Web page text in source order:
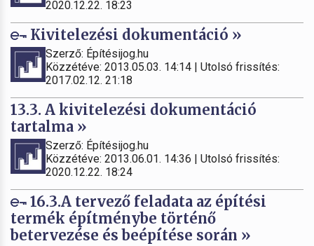
2020.12.22. 18:23
Kivitelezési dokumentáció »
Szerző: Építésijog.hu
Közzétéve: 2013.05.03. 14:14 | Utolsó frissítés:
2017.02.12. 21:18
13.3. A kivitelezési dokumentáció
tartalma »
Szerző: Építésijog.hu
Közzétéve: 2013.06.01. 14:36 | Utolsó frissítés:
2020.12.22. 18:24
16.3.A tervező feladata az építési
termék építménybe történő
betervezése és beépítése során »